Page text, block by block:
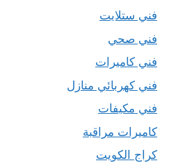
فني ستلايت
فني صحي
فني كاميرات
فني كهربائي منازل
فني مكيفات
كاميرات مراقبة
كراج الكويت